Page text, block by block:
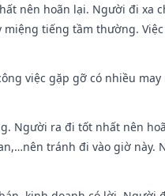
nên hoãn lại. Người đi xa
tiếng tầm thường.
việc gặp gỡ có nhiều
Người ra đi tốt nhất nên
tránh đi vào giờ này.